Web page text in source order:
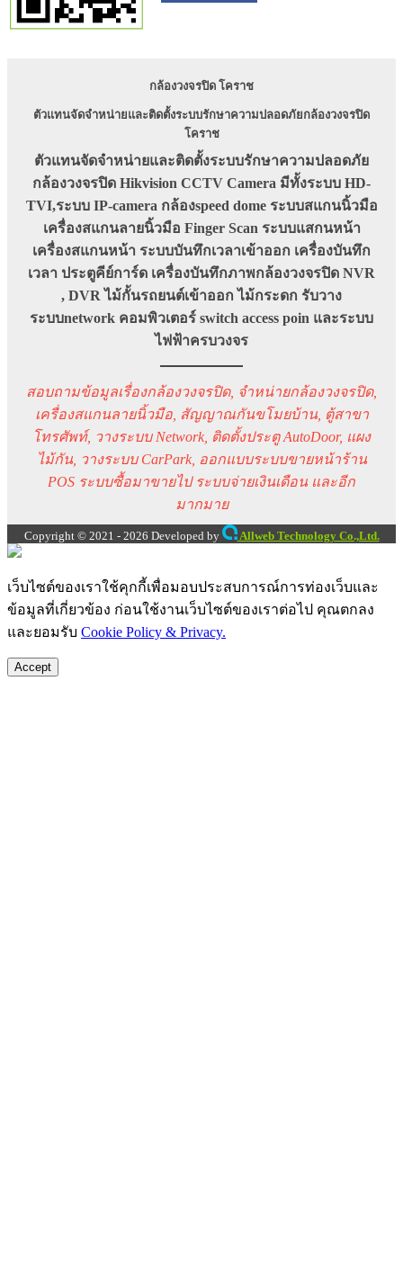
กล้องวงจรปิด โคราช
ตัวแทนจัดจำหน่ายและติดตั้งระบบรักษาความปลอดภัยกล้องวงจรปิด
โคราช
ตัวแทนจัดจำหน่ายและติดตั้งระบบรักษาความปลอดภัย
กล้องวงจรปิด Hikvision CCTV Camera มีทั้งระบบ HD-
TVI,ระบบ IP-camera กล้องspeed dome ระบบสแกนนิ้วมือ
เครื่องสแกนลายนิ้วมือ Finger Scan ระบบแสกนหน้า
เครื่องสแกนหน้า ระบบบันทึกเวลาเข้าออก เครื่องบันทึก
เวลา ประตูคีย์การ์ด เครื่องบันทึกภาพกล้องวงจรปิด NVR
, DVR ไม้กั้นรถยนต์เข้าออก ไม้กระดก รับวาง
ระบบnetwork คอมพิวเตอร์ switch access poin และระบบ
ไฟฟ้าครบวงจร
สอบถามข้อมูลเรื่องกล้องวงจรปิด, จำหน่ายกล้องวงจรปิด,
เครื่องสแกนลายนิ้วมือ, สัญญาณกันขโมยบ้าน, ตู้สาขา
โทรศัพท์, วางระบบ Network, ติดตั้งประตู AutoDoor, แผง
ไม้กัน, วางระบบ CarPark, ออกแบบระบบขายหน้าร้าน
POS ระบบซื้อมาขายไป ระบบจ่ายเงินเดือน และอีก
มากมาย
Copyright © 2021 - 2026 Developed by Allweb Technology Co.,Ltd.
เว็บไซต์ของเราใช้คุกกี้เพื่อมอบประสบการณ์การท่องเว็บและ
ข้อมูลที่เกี่ยวข้อง ก่อนใช้งานเว็บไซต์ของเราต่อไป คุณตกลง
และยอมรับ Cookie Policy & Privacy.
Accept